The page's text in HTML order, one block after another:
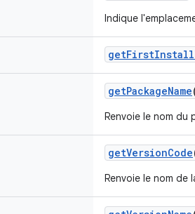
Indique
getFirstInstall
getPackageName
Renvoie le nom du
getVersionCode
Renvoie le nom de